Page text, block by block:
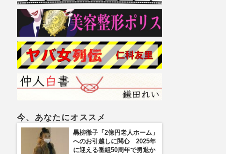
今、あなたにオススメ
黒柳徹子「2億円老人ホーム」
へのお引越しに関心 2025年
に迎える番組50周年で勇退か